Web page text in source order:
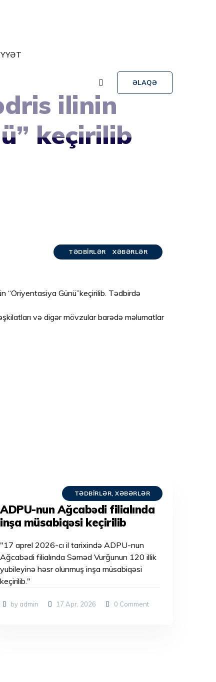
ƏLAQƏ
ilinin
keçirilib
TƏDBIRLƏR XƏBƏRLƏR
Günü”keçirilib. Tədbirdə
və digər mövzular barədə məlumatlar
TƏDBIRLƏR, XƏBƏRLƏR
ADPU-nun Ağcabədi filialında
inşa müsabiqəsi keçirilib
"17 aprel 2026-cı il tarixində ADPU-nun
Ağcabədi filialında Səməd Vurğunun 120 illik
yubileyinə həsr olunmuş inşa müsabiqəsi
keçirilib."
by admin 17 Apr, 2026 0 Comment